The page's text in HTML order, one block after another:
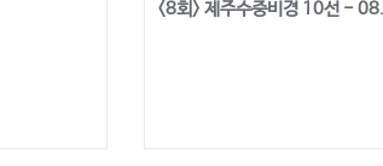
<8회> 제주수중비경 10선 -